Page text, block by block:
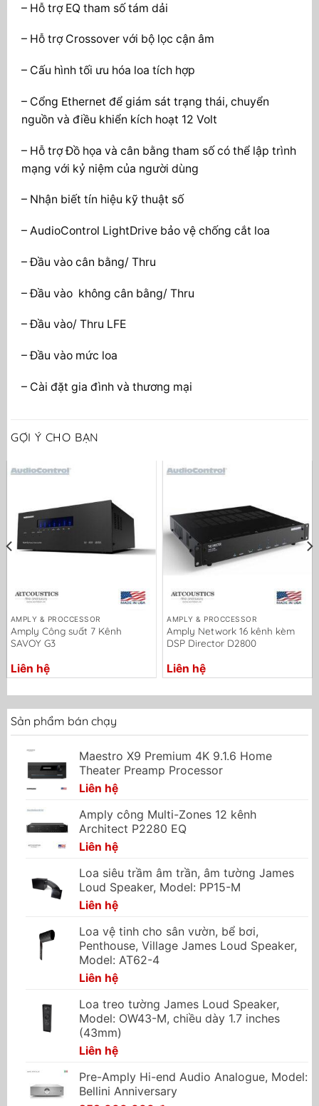
– Hỗ trợ EQ tham số tám dải
– Hỗ trợ Crossover với bộ lọc cận âm
– Cấu hình tối ưu hóa loa tích hợp
– Cổng Ethernet để giám sát trạng thái, chuyển
nguồn và điều khiển kích hoạt 12 Volt
– Hỗ trợ Đồ họa và cân bằng tham số có thể lập trình
mạng với kỷ niệm của người dùng
– Nhận biết tín hiệu kỹ thuật số
– AudioControl LightDrive bảo vệ chống cắt loa
– Đầu vào cân bằng/ Thru
– Đầu vào không cân bằng/ Thru
– Đầu vào/ Thru LFE
– Đầu vào mức loa
– Cài đặt gia đình và thương mại
GỢI Ý CHO BẠN
AMPLY & PROCCESSOR
Amply Công suất 7 Kênh
SAVOY G3
Liên hệ
AMPLY & PROCCESSOR
Amply Network 16 kênh kèm
DSP Director D2800
Liên hệ
Sản phẩm bán chạy
Maestro X9 Premium 4K 9.1.6 Home
Theater Preamp Processor
Liên hệ
Amply công Multi-Zones 12 kênh
Architect P2280 EQ
Liên hệ
Loa siêu trầm âm trần, âm tường James
Loud Speaker, Model: PP15-M
Liên hệ
Loa vệ tinh cho sân vườn, bể bơi,
Penthouse, Village James Loud Speaker,
Model: AT62-4
Liên hệ
Loa treo tường James Loud Speaker,
Model: OW43-M, chiều dày 1.7 inches
(43mm)
Liên hệ
Pre-Amply Hi-end Audio Analogue, Model:
Bellini Anniversary